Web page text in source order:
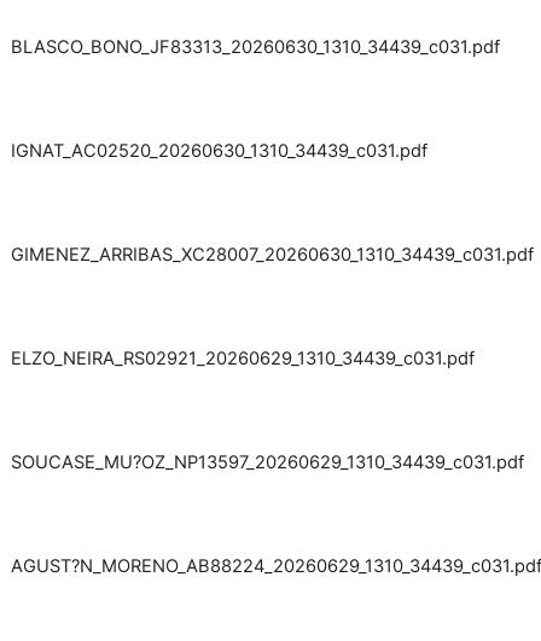
BLASCO_BONO_JF83313_20260630_1310_34439_c031.pdf
IGNAT_AC02520_20260630_1310_34439_c031.pdf
GIMENEZ_ARRIBAS_XC28007_20260630_1310_34439_c031.pdf
ELZO_NEIRA_RS02921_20260629_1310_34439_c031.pdf
SOUCASE_MU?OZ_NP13597_20260629_1310_34439_c031.pdf
AGUST?N_MORENO_AB88224_20260629_1310_34439_c031.pdf